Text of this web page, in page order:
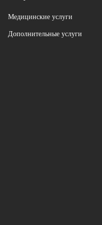
Медицинские услуги
Дополнительные услуги